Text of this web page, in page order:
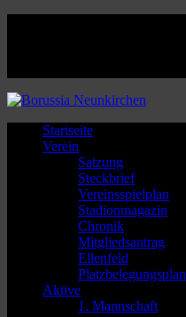
Startseite
Verein
Satzung
Steckbrief
Vereinsspielplan
Stadionmagazin
Chronik
Mitgliedsantrag
Ellenfeld
Platzbelegungsplan
Aktive
1. Mannschaft